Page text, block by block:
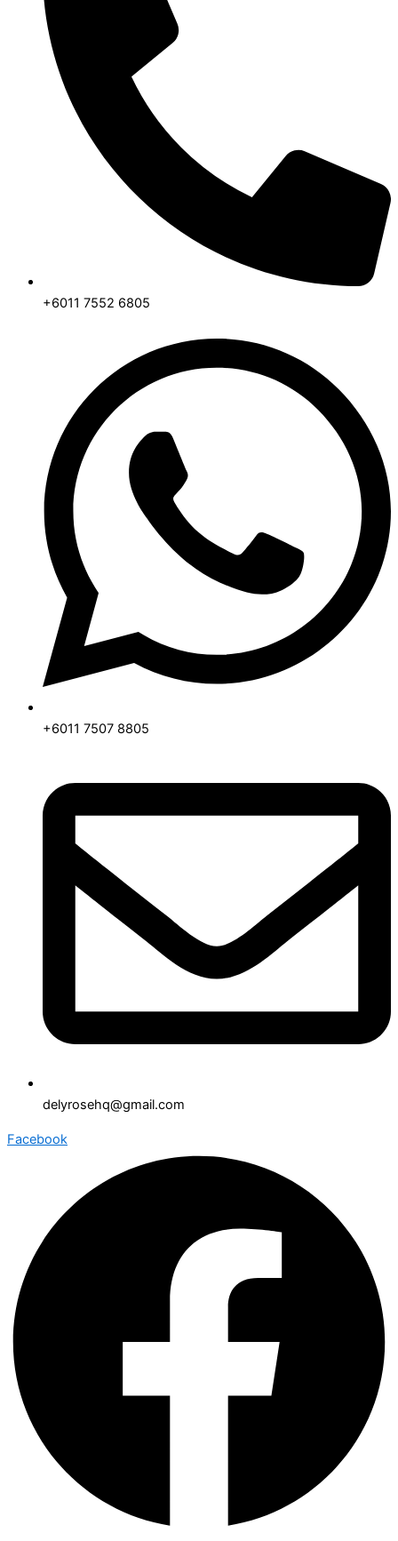
+6011 7552 6805
+6011 7507 8805
delyrosehq@gmail.com
Facebook